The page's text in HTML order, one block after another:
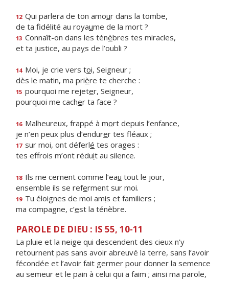
12 Qui parlera de ton amour dans la tombe,
de ta fidélité au royaume de la mort ?
13 Connaît-on dans les ténèbres tes miracles,
et ta justice, au pays de l’oubli ?
14 Moi, je crie vers toi, Seigneur ;
dès le matin, ma prière te cherche :
15 pourquoi me rejeter, Seigneur,
pourquoi me cacher ta face ?
16 Malheureux, frappé à mort depuis l’enfance,
je n’en peux plus d’endurer tes fléaux ;
17 sur moi, ont déferlé tes orages :
tes effrois m’ont réduit au silence.
18 Ils me cernent comme l’eau tout le jour,
ensemble ils se referment sur moi.
19 Tu éloignes de moi amis et familiers ;
ma compagne, c’est la ténèbre.
PAROLE DE DIEU : IS 55, 10-11
La pluie et la neige qui descendent des cieux n’y
retournent pas sans avoir abreuvé la terre, sans l’avoir
fécondée et l’avoir fait germer pour donner la semence
au semeur et le pain à celui qui a faim ; ainsi ma parole,